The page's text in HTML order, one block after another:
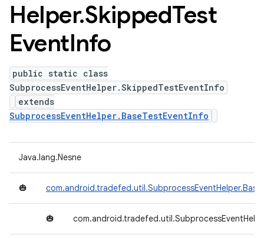
Helper.SkippedTest
EventInfo
public static class
SubprocessEventHelper.SkippedTestEventInfo
extends
SubprocessEventHelper.BaseTestEventInfo
Java.lang.Nesne
🎃
🎃